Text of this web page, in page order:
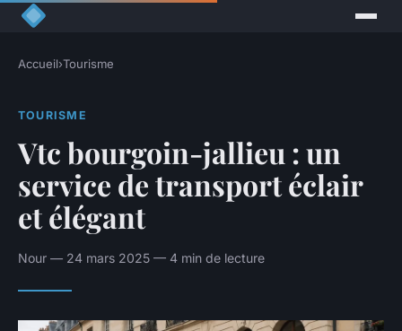
Accueil›Tourisme
TOURISME
Vtc bourgoin-jallieu : un
service de transport éclair
et élégant
Nour — 24 mars 2025 — 4 min de lecture